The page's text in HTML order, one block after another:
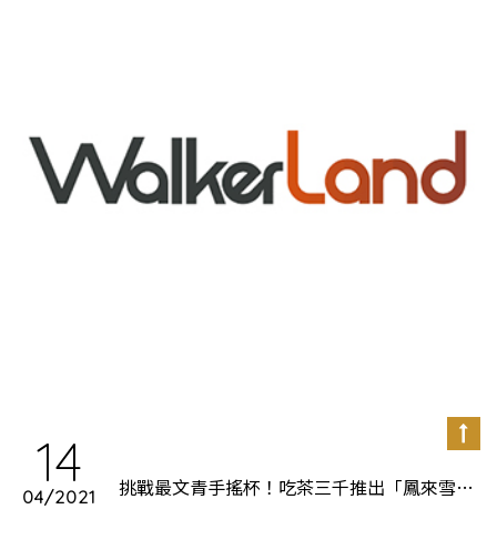
14
04/2021
挑戰最文青手搖杯！吃茶三千推出「鳳來雪